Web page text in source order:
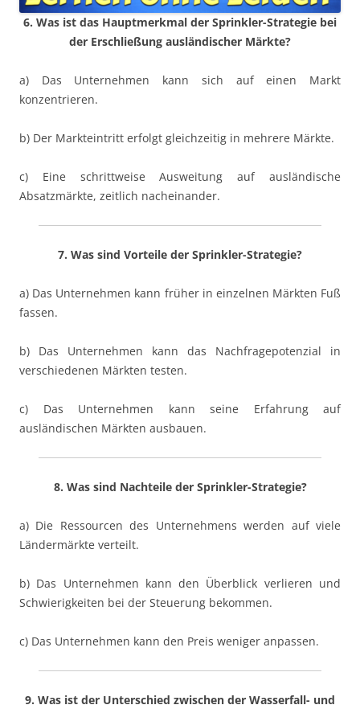
6. Was ist das Hauptmerkmal der Sprinkler-Strategie bei
der Erschließung ausländischer Märkte?
a) Das Unternehmen kann sich auf einen Markt
konzentrieren.
b) Der Markteintritt erfolgt gleichzeitig in mehrere Märkte.
c) Eine schrittweise Ausweitung auf ausländische
Absatzmärkte, zeitlich nacheinander.
7. Was sind Vorteile der Sprinkler-Strategie?
a) Das Unternehmen kann früher in einzelnen Märkten Fuß
fassen.
b) Das Unternehmen kann das Nachfragepotenzial in
verschiedenen Märkten testen.
c) Das Unternehmen kann seine Erfahrung auf
ausländischen Märkten ausbauen.
8. Was sind Nachteile der Sprinkler-Strategie?
a) Die Ressourcen des Unternehmens werden auf viele
Ländermärkte verteilt.
b) Das Unternehmen kann den Überblick verlieren und
Schwierigkeiten bei der Steuerung bekommen.
c) Das Unternehmen kann den Preis weniger anpassen.
9. Was ist der Unterschied zwischen der Wasserfall- und